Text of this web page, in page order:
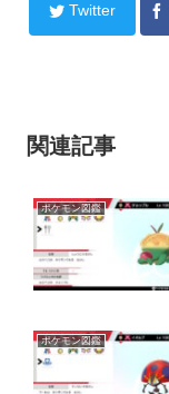
Twitter
関連記事
ポケモン図鑑
ポケモン図鑑